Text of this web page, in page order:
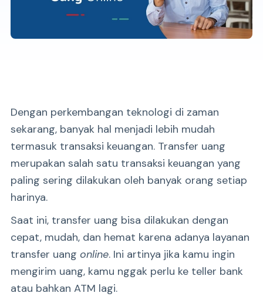
Dengan perkembangan teknologi di zaman
sekarang, banyak hal menjadi lebih mudah
termasuk transaksi keuangan. Transfer uang
merupakan salah satu transaksi keuangan yang
paling sering dilakukan oleh banyak orang setiap
harinya.
Saat ini, transfer uang bisa dilakukan dengan
cepat, mudah, dan hemat karena adanya layanan
transfer uang online. Ini artinya jika kamu ingin
mengirim uang, kamu nggak perlu ke teller bank
atau bahkan ATM lagi.